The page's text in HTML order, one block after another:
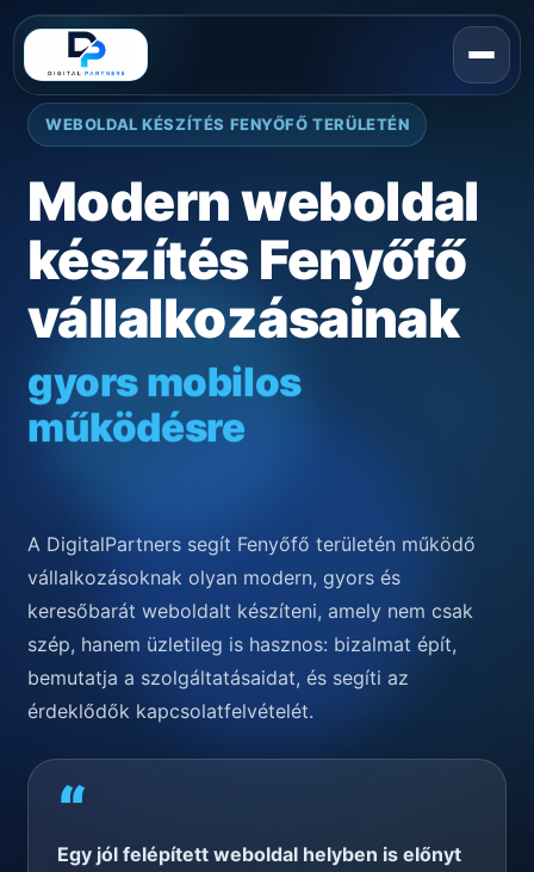
WEBOLDAL KÉSZÍTÉS FENYŐFŐ TERÜLETÉN
Modern weboldal
készítés Fenyőfő
vállalkozásainak
gyors mobilos
működésre
A DigitalPartners segít Fenyőfő területén működő
vállalkozásoknak olyan modern, gyors és
keresőbarát weboldalt készíteni, amely nem csak
szép, hanem üzletileg is hasznos: bizalmat épít,
bemutatja a szolgáltatásaidat, és segíti az
érdeklődők kapcsolatfelvételét.
“
Egy jól felépített weboldal helyben is előnyt